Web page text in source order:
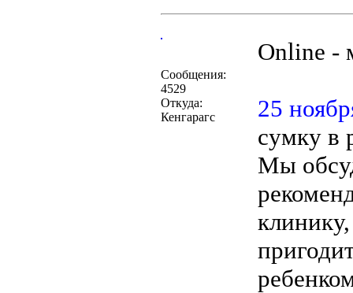
Сообщения:
4529
Откуда:
Кенгарагс
Online -
25
сумку в
Мы